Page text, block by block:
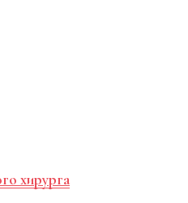
хирурга